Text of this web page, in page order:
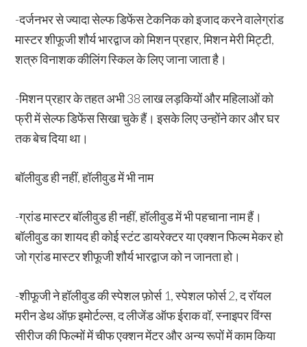
-दर्जनभर से ज्यादा सेल्फ डिफेंस टेकनिक को इजाद करने वालेग्रांड
मास्टर शीफूजी शौर्य भारद्वाज को मिशन प्रहार, मिशन मेरी मिट्टी,
शत्रु विनाशक कीलिंग स्किल के लिए जाना जाता है।
-मिशन प्रहार के तहत अभी 38 लाख लड़कियों और महिलाओं को
फ्री में सेल्फ डिफेंस सिखा चुके हैं। इसके लिए उन्होंने कार और घर
तक बेच दिया था।
बॉलीवुड ही नहीं, हॉलीवुड में भी नाम
-ग्रांड मास्टर बॉलीवुड ही नहीं, हॉलीवुड में भी पहचाना नाम हैं।
बॉलीवुड का शायद ही कोई स्टंट डायरेक्टर या एक्शन फिल्म मेकर हो
जो ग्रांड मास्टर शीफूजी शौर्य भारद्वाज को न जानता हो।
-शीफूजी ने हॉलीवुड की स्पेशल फ़ोर्स 1, स्पेशल फोर्स 2, द रॉयल
मरीन डेथ ऑफ़ इमोर्टल्स, द लीजेंड ऑफ ईराक वॉ, स्नाइपर विंग्स
सीरीज की फिल्मों में चीफ एक्शन मेंटर और अन्य रूपों में काम किया